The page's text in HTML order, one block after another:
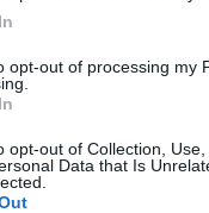
opt-out of processing my
opt-out of Collection,
Data that Is
no formas
¡Hazte Socio para